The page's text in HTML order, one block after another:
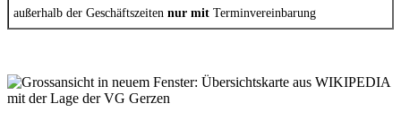
außerhalb der Geschäftszeiten nur mit Terminvereinbarung